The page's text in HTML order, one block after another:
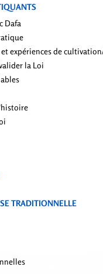
Dafa
expériences de
la Loi
TRADITIONNELLE